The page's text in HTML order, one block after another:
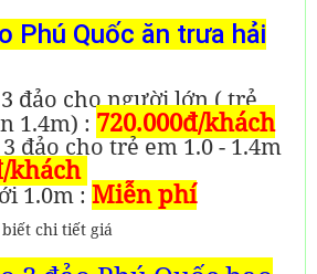
Phú Quốc ăn trưa hải
đảo cho người lớn ( trẻ
1.4m) : 720.000đ/khách
đảo cho trẻ em 1.0 - 1.4m
khách
1.0m :Miễn phí
chi tiết giá